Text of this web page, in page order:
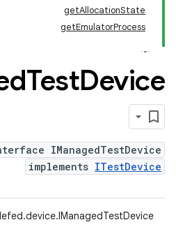
getAllocationState
getEmulatorProcess
TestDevice
IManagedTestDevice
implements ITestDevice